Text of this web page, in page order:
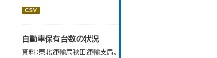
CSV
自動車保有台数の状況
資料：東北運輸局秋田運輸支局。 大仙市の統計「8-3 自動